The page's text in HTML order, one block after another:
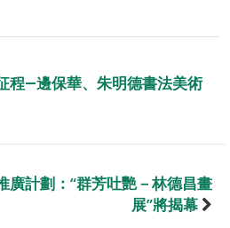
程―邊保華、朱明德書法美術
廣計劃：“群芳吐艷－林德昌畫
展”將揭幕